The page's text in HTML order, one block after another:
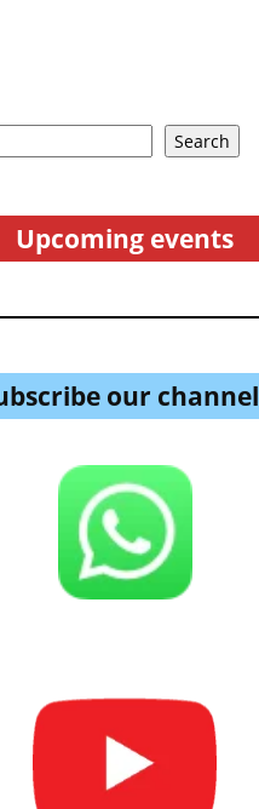
Search
Upcoming events
our channel